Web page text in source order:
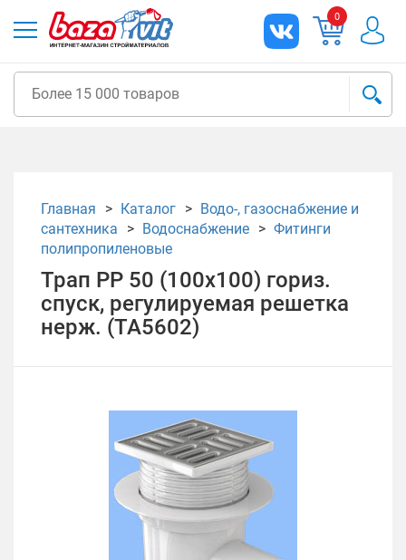
0
Главная Каталог
Водо-, газоснабжение и
сантехника
Водоснабжение
Фитинги
полипропиленовые
Трап РР 50 (100х100) гориз.
спуск, регулируемая решетка
нерж. (ТА5602)